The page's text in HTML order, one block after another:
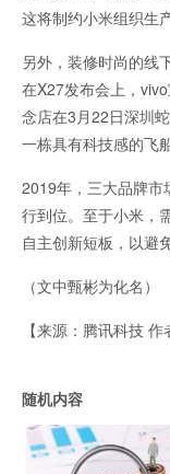
这将制约小米组织生
另外，装修时尚的线
在X27发布会上，
念店在3月22日深圳
一栋具有科技感的飞
2019年，三大品牌市
行到位。至于小米，
自主创新短板，以避
（文中甄彬为化名）
【来源： 腾讯科技 作
随机内容